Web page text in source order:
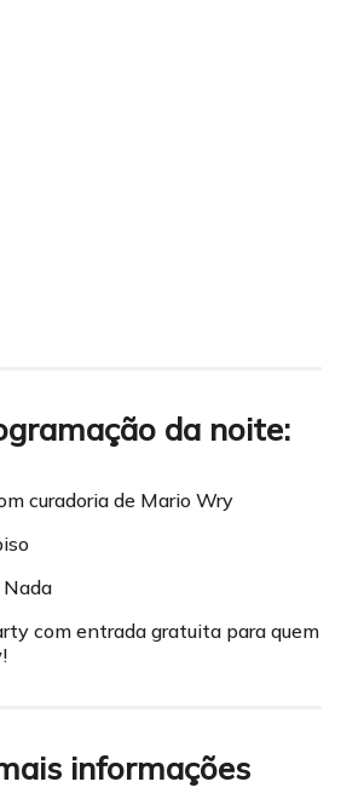
da noite:
curadoria de Mario Wry
com entrada gratuita para quem
informações